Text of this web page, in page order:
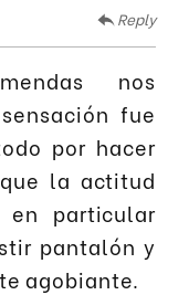
Reply
nos
fue
por hacer
la actitud
particular
pantalón y
agobiante.